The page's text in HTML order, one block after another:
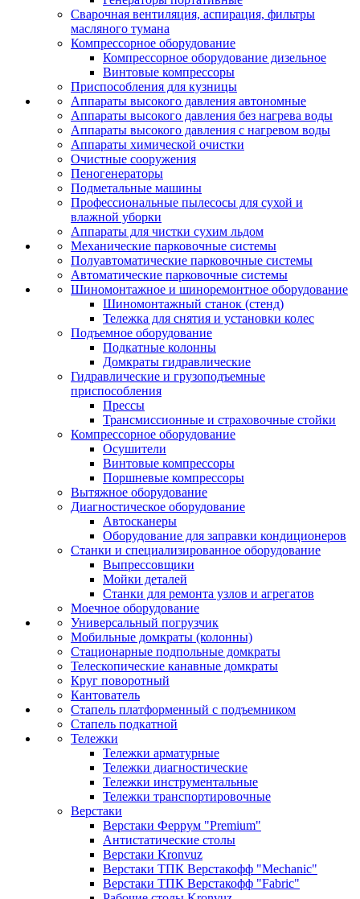
Сварочная вентиляция, аспирация, фильтры
масляного тумана
Компрессорное оборудование
Компрессорное оборудование дизельное
Винтовые компрессоры
Приспособления для кузницы
Аппараты высокого давления автономные
Аппараты высокого давления без нагрева воды
Аппараты высокого давления с нагревом воды
Аппараты химической очистки
Очистные сооружения
Пеногенераторы
Подметальные машины
Профессиональные пылесосы для сухой и
влажной уборки
Аппараты для чистки сухим льдом
Механические парковочные системы
Полуавтоматические парковочные системы
Автоматические парковочные системы
Шиномонтажное и шиноремонтное оборудование
Шиномонтажный станок (стенд)
Тележка для снятия и установки колес
Подъемное оборудование
Подкатные колонны
Домкраты гидравлические
Гидравлические и грузоподъемные
приспособления
Прессы
Трансмиссионные и страховочные стойки
Компрессорное оборудование
Осушители
Винтовые компрессоры
Поршневые компрессоры
Вытяжное оборудование
Диагностическое оборудование
Автосканеры
Оборудование для заправки кондиционеров
Станки и специализированное оборудование
Выпрессовщики
Мойки деталей
Станки для ремонта узлов и агрегатов
Моечное оборудование
Универсальный погрузчик
Мобильные домкраты (колонны)
Стационарные подпольные домкраты
Телескопические канавные домкраты
Круг поворотный
Кантователь
Стапель платформенный с подъемником
Стапель подкатной
Тележки
Тележки арматурные
Тележки диагностические
Тележки инструментальные
Тележки транспортировочные
Верстаки
Верстаки Феррум "Premium"
Антистатические столы
Верстаки Kronvuz
Верстаки ТПК Верстакофф "Mechanic"
Верстаки ТПК Верстакофф "Fabric"